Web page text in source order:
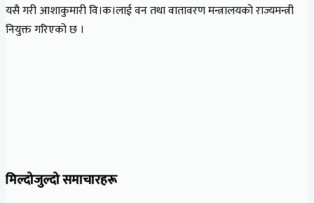
यसै गरी आशाकुमारी वि।क।लाई वन तथा वातावरण मन्त्रालयको राज्यमन्त्री
नियुक्त गरिएको छ ।
मिल्दोजुल्दो समाचारहरू